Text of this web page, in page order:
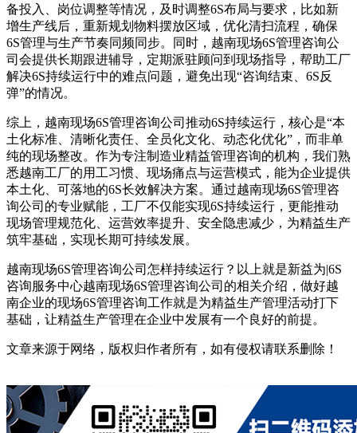
备投入、岗位调整等情况，及时调整6S布局与要求，比如新
增生产线后，重新规划物料摆放区域，优化清扫流程，确保
6S管理与生产节奏同频同步。同时，越南现场6S管理咨询公
司会提供长期跟进辅导，定期派驻顾问到现场指导，帮助工厂
解决6S持续运行中的难点问题，避免出现“咨询结束、6S反
弹”的情况。
综上，越南现场6S管理咨询公司推动6S持续运行，核心是“本
土化标准、清晰化责任、全员化文化、动态化优化”，而非单
纯的现场整改。作为专注制造业精益管理咨询的机构，我们熟
悉越南工厂的用工习惯、现场痛点与运营模式，能为企业提供
本土化、可落地的6S长效解决方案。通过越南现场6S管理咨
询公司的专业赋能，工厂不仅能实现6S持续运行，更能推动
现场管理规范化、运营效率提升、安全隐患减少，为精益生产
筑牢基础，实现长期可持续发展。
越南现场6S管理咨询公司怎样持续运行？以上就是新益为|6S
咨询服务中心越南现场6S管理咨询公司的相关介绍，做好越
南企业的现场6S管理咨询工作就是为精益生产管理活动打下
基础，让精益生产管理在企业中发展有一个良好的前提。
文章来源于网络，版权归作者所有，如有侵权请联系删除！